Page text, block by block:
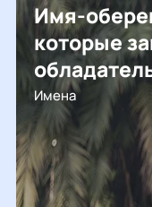
Имя-
которые
Имена